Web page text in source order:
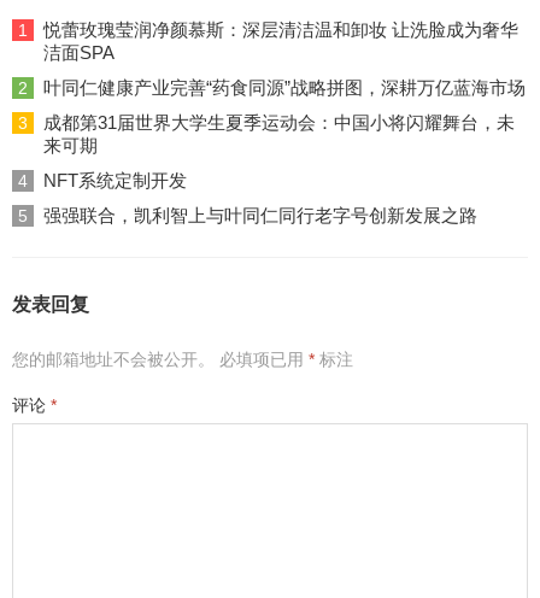
1
悦蕾玫瑰莹润净颜慕斯：深层清洁温和卸妆 让洗脸成为奢华
洁面SPA
2 叶同仁健康产业完善“药食同源”战略拼图，深耕万亿蓝海市场
3
成都第31届世界大学生夏季运动会：中国小将闪耀舞台，未
来可期
4 NFT系统定制开发
5 强强联合，凯利智上与叶同仁同行老字号创新发展之路
发表回复
您的邮箱地址不会被公开。 必填项已用 * 标注
评论 *